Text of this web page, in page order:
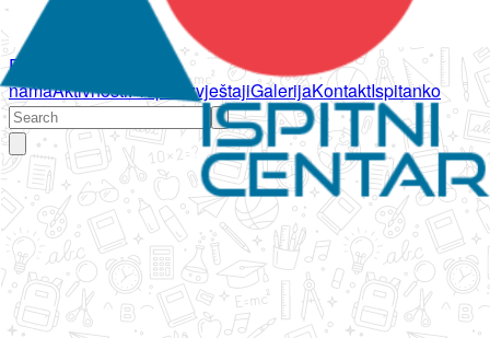
Početna
namaAktivnostiPropisi IzvještajiGalerijaKontaktIspitanko